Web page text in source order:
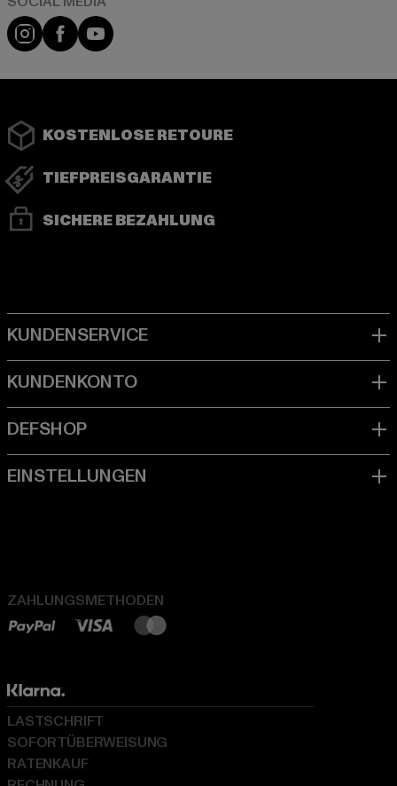
Instagram
FacebookYouTube
KOSTENLOSE RETOURE
TIEFPREISGARANTIE
SICHERE BEZAHLUNG
ZAHLUNGSMETHODEN
LASTSCHRIFT
SOFORTÜBERWEISUNG
RATENKAUF